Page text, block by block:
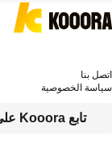
تابع Kooora على جوجل
اتصل بنا
سياسة الخصوصية